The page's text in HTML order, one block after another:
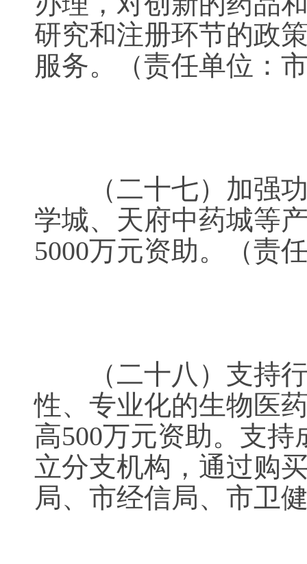
研究和注册环节的政
服务。（责任单位
（二十七）加强功
学城、天府中药城等
5000万元资助。（责
（二十八）支持行
性、专业化的生物医
高500万元资助。支
立分支机构，通过购
局、市经信局、市